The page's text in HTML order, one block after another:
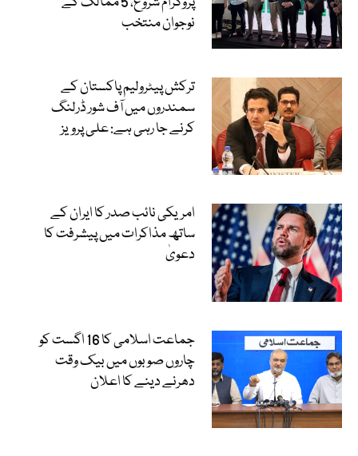
نوجوان منتخب
ترکش پیٹرولیم پاکستان کے
سمندروں میں آف شور ڈرلنگ
کرنے جا رہی ہے: علی پرویز
امریکی نائب صدر کا ایران کے
ساتھ مذاکرات میں پیشرفت کا
دعویٰ
جماعت اسلامی کا 16 اگست کو
چاروں صوبوں میں بیک وقت
دھرنے دینے کا اعلان